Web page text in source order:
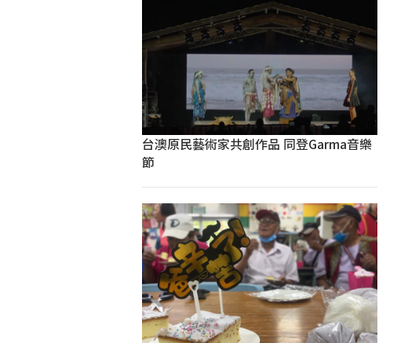
台澳原民藝術家共創作品 同登Garma音樂
節